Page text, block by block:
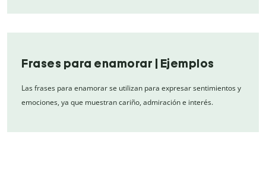
Frases para enamorar | Ejemplos
Las frases para enamorar se utilizan para expresar sentimientos y
emociones, ya que muestran cariño, admiración e interés.